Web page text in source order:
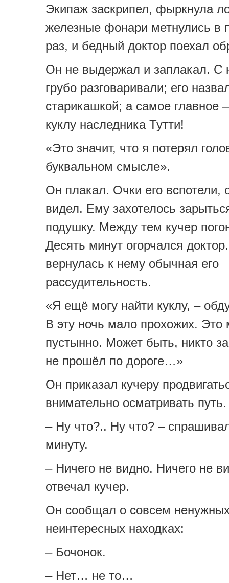
Экипаж заскрипел, фыркнула
железные фонари метнулись в
раз, и бедный доктор поехал
Он не выдержал и заплакал. С
грубо разговаривали; его
старикашкой; а самое главное
куклу наследника Тутти!
«Это значит, что я потерял
буквальном смысле».
Он плакал. Очки его вспотели,
видел. Ему захотелось
подушку. Между тем кучер
Десять минут огорчался
вернулась к нему обычная его
рассудительность.
«Я ещё могу найти куклу, –
В эту ночь мало прохожих. Это
пустынно. Может быть, никто
не прошёл по дороге…»
Он приказал кучеру
внимательно осматривать путь.
– Ну что?.. Ну что? –
минуту.
– Ничего не видно. Ничего не
отвечал кучер.
Он сообщал о совсем
неинтересных находках:
– Бочонок.
– Нет… не то…